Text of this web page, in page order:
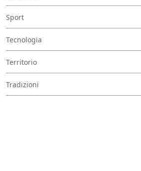
Sport
Tecnologia
Territorio
Tradizioni